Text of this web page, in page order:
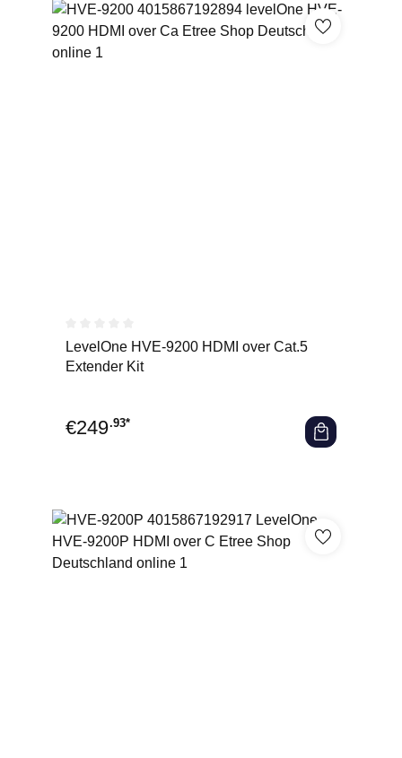
Durchschnittliche Bewertung von 0 von 5 Sternen
LevelOne HVE-9200 HDMI over Cat.5
Extender Kit
€249.93*